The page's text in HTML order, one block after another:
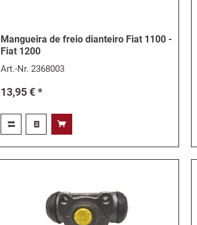
Mangueira de freio dianteiro Fiat 1100 -
Fiat 1200
Art.-Nr.2368003
13,95 € *